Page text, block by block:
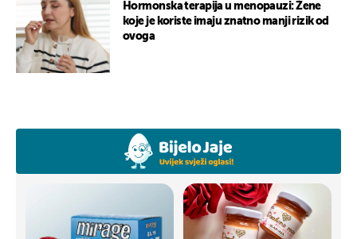
Hormonska terapija u menopauzi: Žene
koje je koriste imaju znatno manji rizik od
ovoga